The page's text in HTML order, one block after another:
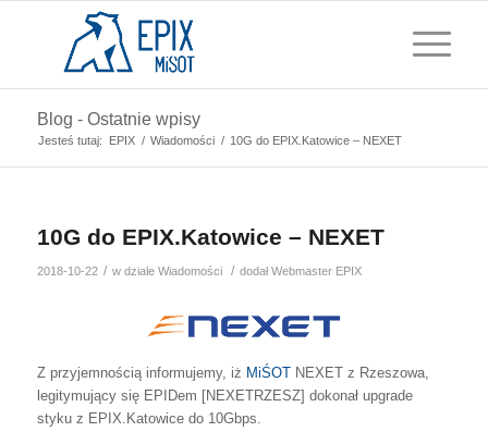
Blog - Ostatnie wpisy
Jesteś tutaj: EPIX / Wiadomości / 10G do EPIX.Katowice – NEXET
10G do EPIX.Katowice – NEXET
2018-10-22 / w dziale Wiadomości / dodałWebmaster EPIX
Z przyjemnością informujemy, iż MiŚOTNEXET z Rzeszowa,
legitymujący się EPIDem [NEXETRZESZ] dokonał upgrade
styku z EPIX.Katowice do 10Gbps.